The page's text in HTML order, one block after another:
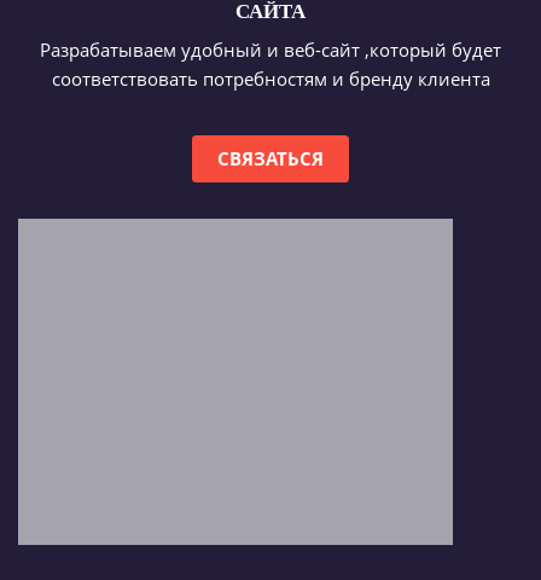
САЙТА
Разрабатываем удобный и веб-сайт ,который будет
соответствовать потребностям и бренду клиента
СВЯЗАТЬСЯ